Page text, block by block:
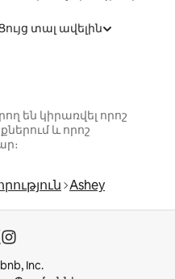
տալ ավելին
են կիրառվել որոշ
և որոշ
Ashey
Inc.